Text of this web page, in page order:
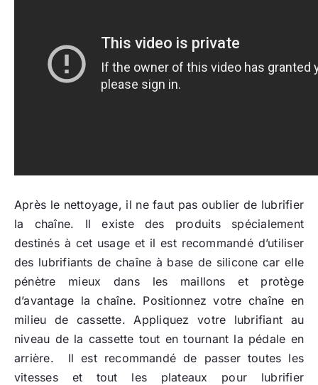
Après le nettoyage, il ne faut pas oublier de lubrifier
la chaîne. Il existe des produits spécialement
destinés à cet usage et il est recommandé d’utiliser
des lubrifiants de chaîne à base de silicone car elle
pénètre mieux dans les maillons et protège
d’avantage la chaîne. Positionnez votre chaîne en
milieu de cassette. Appliquez votre lubrifiant au
niveau de la cassette tout en tournant la pédale en
arrière. Il est recommandé de passer toutes les
vitesses et tout les plateaux pour lubrifier